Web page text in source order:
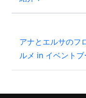
アナとエルサのフ
ルメ in イベントブ